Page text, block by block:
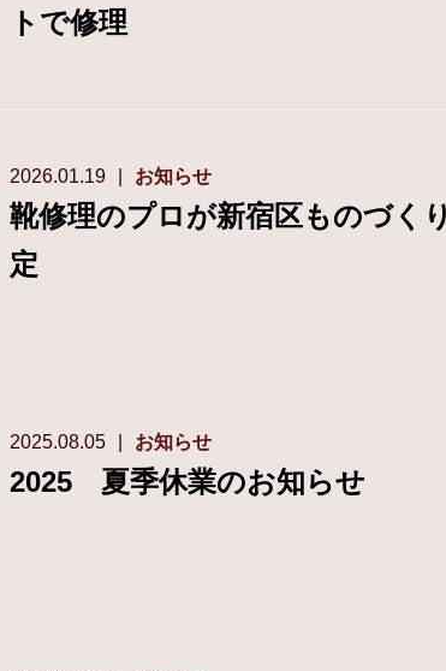
トで修理
2026.01.19 お知らせ
靴修理のプロが新宿区ものづく
定
2025.08.05 お知らせ
2025 夏季休業のお知らせ